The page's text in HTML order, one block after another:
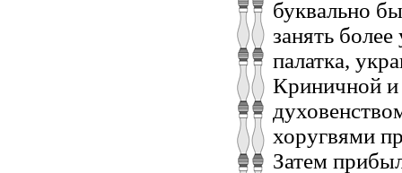
буквально
занять
палатка,
Криничной и
хоругвями
Затем